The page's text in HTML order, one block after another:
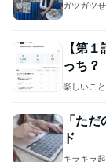
ガツガツ
【第
っち？
楽しいこ
「た
ド
キラキラ